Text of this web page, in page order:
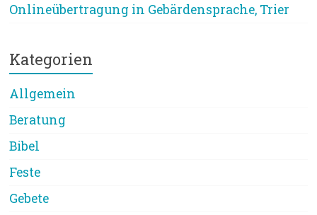
Onlineübertragung in Gebärdensprache, Trier
Kategorien
Allgemein
Beratung
Bibel
Feste
Gebete